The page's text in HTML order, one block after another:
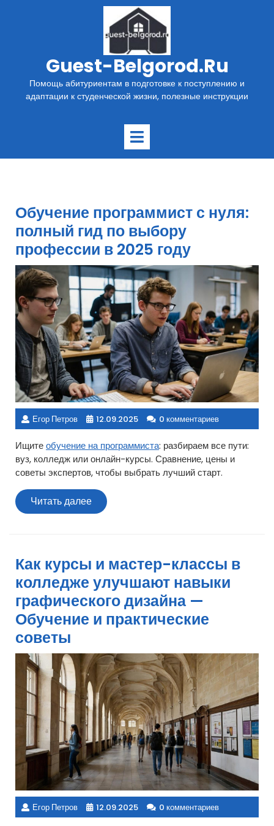
Guest-Belgorod.ru
Помощь абитуриентам в подготовке к поступлению и
адаптации к студенческой жизни, полезные инструкции
Открыть
Обучение программист с нуля:
полный гид по выбору
профессии в 2025 году
Егор Петров 12.09.2025 0 комментариев
Ищитеобучение на программиста: разбираем все пути:
вуз, колледж или онлайн-курсы. Сравнение, цены и
советы экспертов, чтобы выбрать лучший старт.
Читать далееЧитать
далее
Как курсы и мастер-классы в
колледже улучшают навыки
графического дизайна —
Обучение и практические
советы
Егор Петров 12.09.2025 0 комментариев